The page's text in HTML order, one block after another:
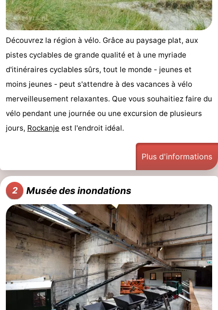
Terrains
de
jeux
-
Aires
de
jeux
intérieures
Centres
de
bien-
Villages
&
Nature
Sports
-
Peche
Sportive
-
Equitation
Boire
et
manger
Événements
Pratiques
Forum
Route
Découvrez la région à vélo. Grâce au paysage plat, aux
pistes cyclables de grande qualité et à une myriade
d'itinéraires cyclables sûrs, tout le monde - jeunes et
moins jeunes - peut s'attendre à des vacances à vélo
merveilleusement relaxantes. Que vous souhaitiez faire du
vélo pendant une journée ou une excursion de plusieurs
jours, Rockanje est l'endroit idéal.
Plus d'informations
2 Musée des inondations